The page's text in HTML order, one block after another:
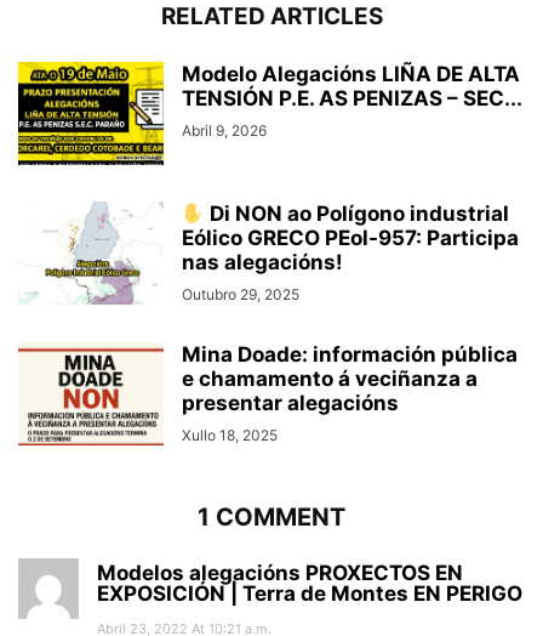
RELATED ARTICLES
Modelo Alegacións LIÑA DE ALTA
TENSIÓN P.E. AS PENIZAS – SEC...
Abril 9, 2026
Di NON ao Polígono industrial
Eólico GRECO PEol-957: Participa
nas alegacións!
Outubro 29, 2025
Mina Doade: información pública
e chamamento á veciñanza a
presentar alegacións
Xullo 18, 2025
1 COMMENT
Modelos alegacións PROXECTOS EN
EXPOSICIÓN | Terra de Montes EN PERIGO
Abril 23, 2022 At 10:21 a.m.